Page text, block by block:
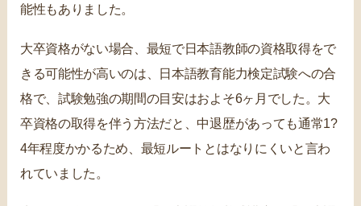
能性もありました。
大卒資格がない場合、最短で日本語教師の資格取得をで
きる可能性が高いのは、日本語教育能力検定試験への合
格で、試験勉強の期間の目安はおよそ6ヶ月でした。大
卒資格の取得を伴う方法だと、中退歴があっても通常1?
4年程度かかるため、最短ルートとはなりにくいと言わ
れていました。